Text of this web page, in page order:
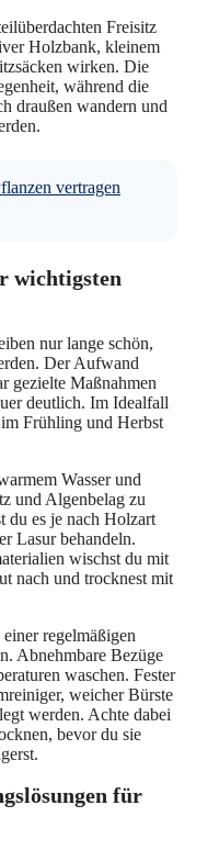
Freisitz
Holzbank, kleinem
wirken. Die
während die
draußen wandern und
vertragen
wichtigsten
nur lange schön,
Der Aufwand
gezielte Maßnahmen
deutlich. Im Idealfall
Frühling und Herbst
Wasser und
und Algenbelag zu
du es je nach Holzart
Lasur behandeln.
wischst du mit
nach und trocknest mit
regelmäßigen
Abnehmbare Bezüge
waschen. Fester
weicher Bürste
werden. Achte dabei
bevor du sie
für